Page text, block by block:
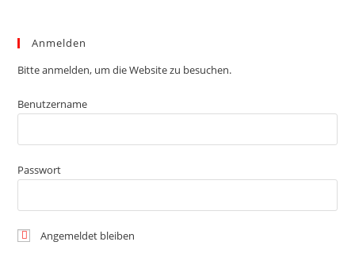
Anmelden
Bitte anmelden, um die Website zu besuchen.
Benutzername
Passwort
Angemeldet bleiben